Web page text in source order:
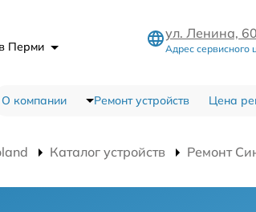
в Перми
ул. Ленина, 60
Адрес сервисного
О компании Ремонт устройств Цена
Каталог устройств Ремонт